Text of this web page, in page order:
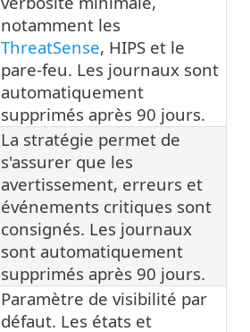
notamment les
ThreatSense, HIPS et le
pare-feu. Les journaux sont
automatiquement
supprimés après 90 jours.
La stratégie permet de
s'assurer que les
avertissement, erreurs et
événements critiques sont
consignés. Les journaux
sont automatiquement
supprimés après 90 jours.
Paramètre de visibilité par
défaut. Les états et